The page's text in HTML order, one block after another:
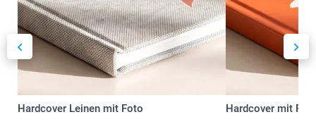
Hardcover Leinen mit Foto Hardcover mit